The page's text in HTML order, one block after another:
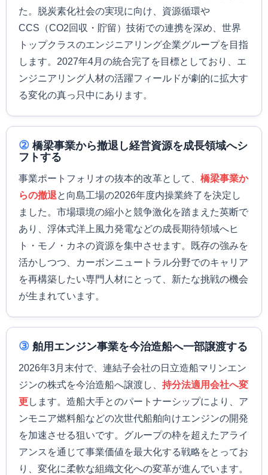
た。脱炭素化社会の実現に向け、資源循環や
CCS（CO2回収・貯留）技術での連携を深め、世界
トップクラスのエンジニアリング企業グループを目指
します。2027年4月の統合完了を目標としており、エ
ンジニアリング人材の活躍フィールドが劇的に拡大す
る変化の真っ只中にあります。
② 橋梁事業から撤退し経営資源を成長領域へシ
フトする
事業ポートフォリオの抜本的改革として、 橋梁事業か
らの撤退と向島工場の2026年度内操業終了を決定し
ました。市場環境の縮小と競争激化を踏まえた英断で
あり、浮体式洋上風力発電などの成長期待領域へヒ
ト・モノ・カネの資源を集中させます。既存の強みを
活かしつつ、カーボンニュートラル分野でのキャリア
を再構築したい専門人材にとって、新たな挑戦の機会
が生まれています。
③ 舶用エンジン事業を今治造船へ一部譲渡する
2026年3月末付で、連結子会社の日立造船マリンエン
ジンの株式を今治造船へ譲渡し、 持分法適用会社へ変
更します。造船大手とのパートナーシップにより、ア
ンモニア燃料船などの次世代船舶向けエンジンの開発
を加速させる狙いです。グループの枠を超えたアライ
アンスを通じて事業価値を最大化する戦略をとってお
り、変化に柔軟な組織文化への変革が進んでいます。